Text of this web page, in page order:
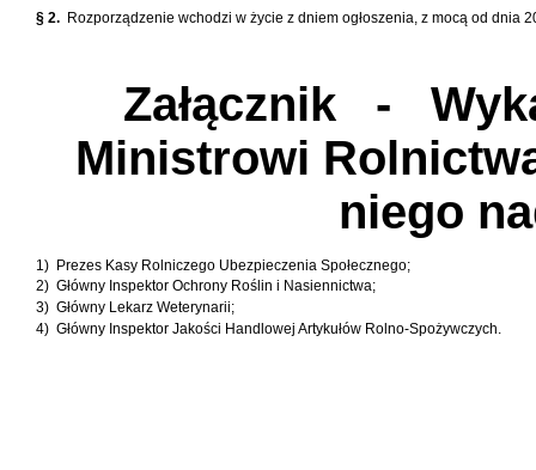
§ 2. Rozporządzenie wchodzi w życie z dniem ogłoszenia, z mocą od dnia
Załącznik-
Ministrowi
niego
1) Prezes Kasy Rolniczego Ubezpieczenia Społecznego;
2) Główny Inspektor Ochrony Roślin i Nasiennictwa;
3) Główny Lekarz Weterynarii;
4) Główny Inspektor Jakości Handlowej Artykułów Rolno-Spożywczych.